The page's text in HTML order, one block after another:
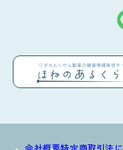
会社概要特定商取引法